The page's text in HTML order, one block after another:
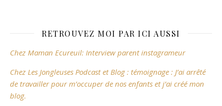
RETROUVEZ MOI PAR ICI AUSSI
Chez Maman Ecureuil: Interview parent instagrameur
Chez Les Jongleuses Podcast et Blog : témoignage : J’ai arrêté
de travailler pour m’occuper de nos enfants et j’ai créé mon
blog.